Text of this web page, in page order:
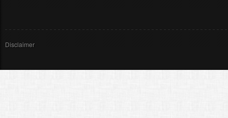
Disclaimer